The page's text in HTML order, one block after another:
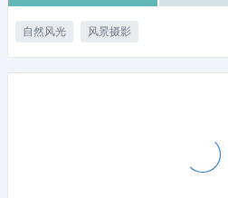
自然风光 风景摄影